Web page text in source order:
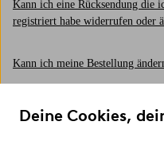
Deine Cookies,
Kann ich eine Rücksendung die
registriert habe widerrufen oder
Kann ich meine Bestellung
Wo finde ich meine Angebote
Bedingungen?